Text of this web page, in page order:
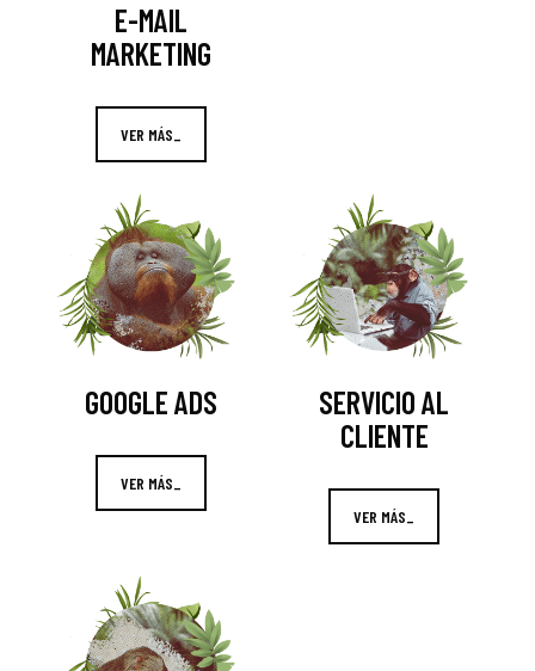
E-MAIL
MARKETING
VER MÁS_
GOOGLE ADS
VER MÁS_
SERVICIO AL
CLIENTE
VER MÁS_